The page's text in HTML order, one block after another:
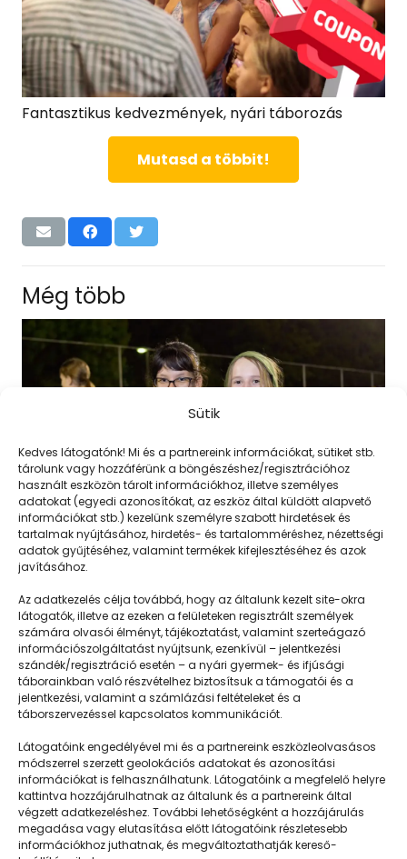
Sütik
Kedves látogatónk! Mi és a partnereink információkat, sütiket stb.
tárolunk vagy hozzáférünk a böngészéshez/regisztrációhoz
használt eszközön tárolt információkhoz, illetve személyes
adatokat (egyedi azonosítókat, az eszköz által küldött alapvető
információkat stb.) kezelünk személyre szabott hirdetések és
tartalmak nyújtásához, hirdetés- és tartalomméréshez, nézettségi
adatok gyűjtéséhez, valamint termékek kifejlesztéséhez és azok
javításához.
Az adatkezelés célja továbbá, hogy az általunk kezelt site-okra
látogatók, illetve az ezeken a felületeken regisztrált személyek
számára olvasói élményt, tájékoztatást, valamint szerteágazó
információszolgáltatást nyújtsunk, ezenkívül – jelentkezési
szándék/regisztráció esetén – a nyári gyermek- és ifjúsági
táborainkban való részvételhez biztosítsuk a támogatói és a
jelentkezési, valamint a számlázási feltételeket és a
táborszervezéssel kapcsolatos kommunikációt.
Látogatóink engedélyével mi és a partnereink eszközleolvasásos
módszerrel szerzett geolokációs adatokat és azonosítási
információkat is felhasználhatunk. Látogatóink a megfelelő helyre
kattintva hozzájárulhatnak az általunk és a partnereink által
végzett adatkezeléshez. További lehetőségként a hozzájárulás
megadása vagy elutasítása előtt látogatóink részletesebb
információkhoz juthatnak, és megváltoztathatják kereső-
Fantasztikus kedvezmények, nyári táborozás
Mutasd a többit!
Még több
Lelkes gyerekek a filmestáborban
Napközisgyerektábor.hu